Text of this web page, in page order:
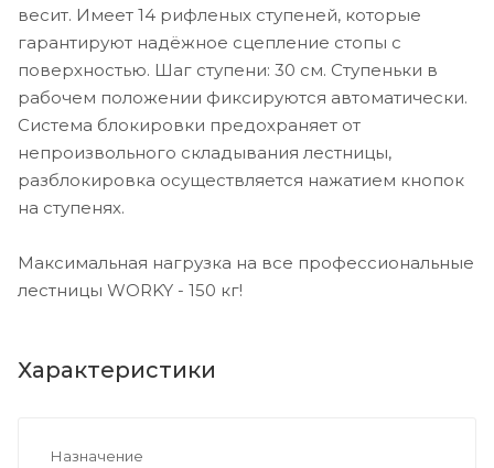
весит. Имеет 14 рифленых ступеней, которые
гарантируют надёжное сцепление стопы с
поверхностью. Шаг ступени: 30 см. Ступеньки в
рабочем положении фиксируются автоматически.
Система блокировки предохраняет от
непроизвольного складывания лестницы,
разблокировка осуществляется нажатием кнопок
на ступенях.
Максимальная нагрузка на все профессиональные
лестницы WORKY - 150 кг!
Характеристики
Назначение